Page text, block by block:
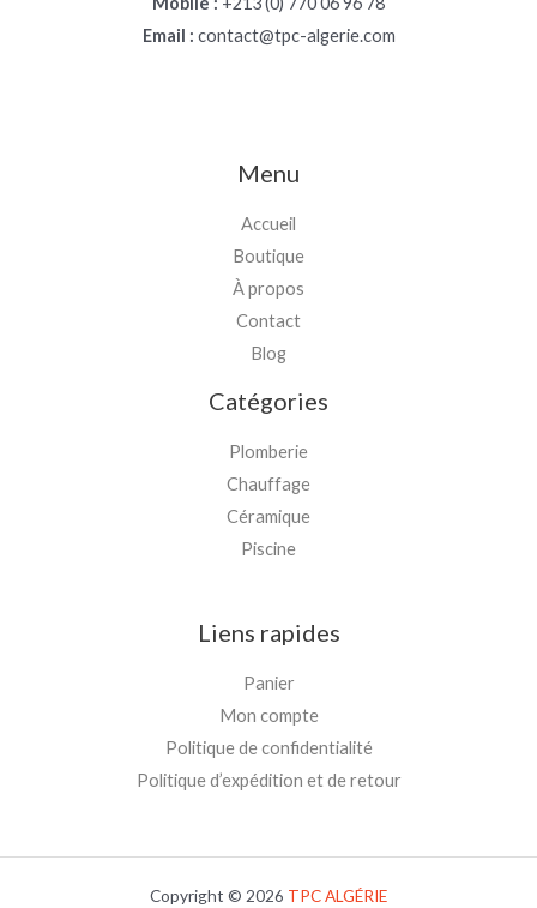
Email : contact@tpc-algerie.com
Menu
Accueil
Boutique
À propos
Contact
Blog
Catégories
Plomberie
Chauffage
Céramique
Piscine
Liens rapides
Panier
Mon compte
Politique de confidentialité
Politique d’expédition et de retour
Copyright © 2026 TPCALGÉRIE